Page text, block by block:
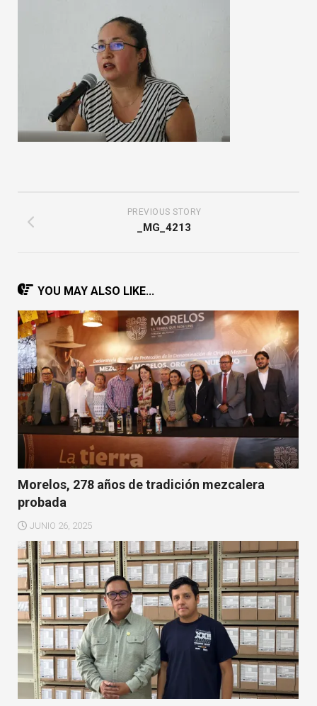
PREVIOUS STORY
_MG_4213
YOU MAY ALSO LIKE...
Morelos, 278 años de tradición mezcalera
probada
JUNIO 26, 2025